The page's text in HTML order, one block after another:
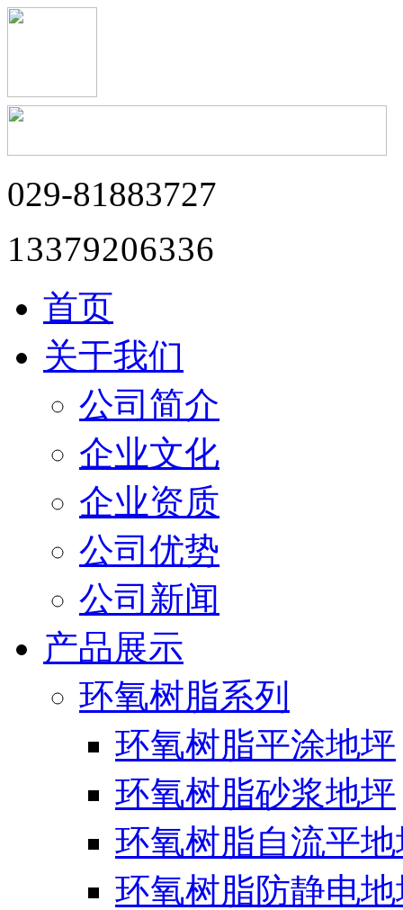
029-81883727
13379206336
首页
关于我们
公司简介
企业文化
企业资质
公司优势
公司新闻
产品展示
环氧树脂系列
环氧树脂平涂地坪
环氧树脂砂浆地坪
环氧树脂自流平
环氧树脂防静电